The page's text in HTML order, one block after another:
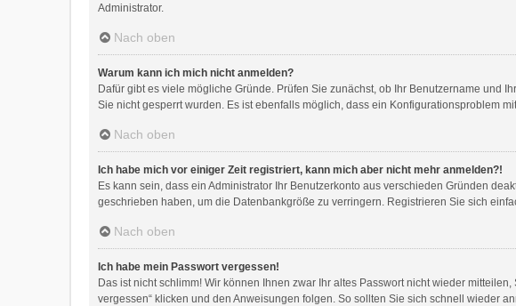
Administrator.
Nach oben
Warum kann ich mich nicht anmelden?
Dafür gibt es viele mögliche Gründe. Prüfen Sie zunächst, ob Ihr Benutzername und
Sie nicht gesperrt wurden. Es ist ebenfalls möglich, dass ein Konfigurationsproblem
Nach oben
Ich habe mich vor einiger Zeit registriert, kann mich aber nicht mehr anmelden?!
Es kann sein, dass ein Administrator Ihr Benutzerkonto aus verschieden Gründen
geschrieben haben, um die Datenbankgröße zu verringern. Registrieren Sie sich
Nach oben
Ich habe mein Passwort vergessen!
Das ist nicht schlimm! Wir können Ihnen zwar Ihr altes Passwort nicht wieder
vergessen“ klicken und den Anweisungen folgen. So sollten Sie sich schnell wieder